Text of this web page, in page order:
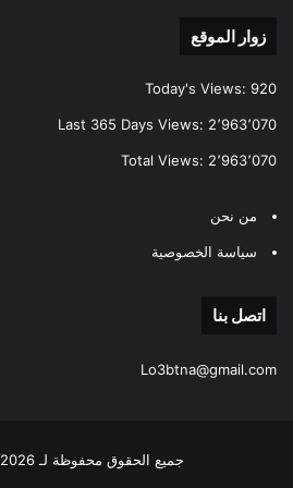
زوار الموقع
Today's Views: 920
Last 365 Days Views: 2٬963٬070
Total Views: 2٬963٬070
من نحن
سياسة الخصوصية
اتصل بنا
Lo3btna@gmail.com
جميع الحقوق محفوظة لـ Lo3BTNA 2026 ©